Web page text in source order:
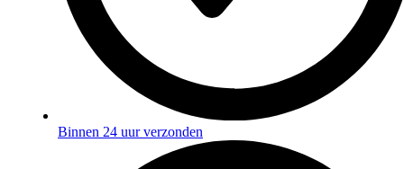
Binnen 24 uur verzonden